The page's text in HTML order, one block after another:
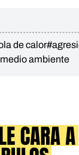
de calor
ambiente